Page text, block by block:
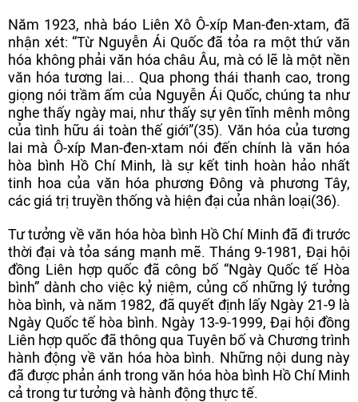
Năm 1923, nhà báo Liên Xô Ô-xíp Man-đen-xtam, đã
nhận xét: “Từ Nguyễn Ái Quốc đã tỏa ra một thứ văn
hóa không phải văn hóa châu Âu, mà có lẽ là một nền
văn hóa tương lai... Qua phong thái thanh cao, trong
giọng nói trầm ấm của Nguyễn Ái Quốc, chúng ta như
nghe thấy ngày mai, như thấy sự yên tĩnh mênh mông
của tình hữu ái toàn thế giới”(35). Văn hóa của tương
lai mà Ô-xíp Man-đen-xtam nói đến chính là văn hóa
hòa bình Hồ Chí Minh, là sự kết tinh hoàn hảo nhất
tinh hoa của văn hóa phương Đông và phương Tây,
các giá trị truyền thống và hiện đại của nhân loại(36).
Tư tưởng về văn hóa hòa bình Hồ Chí Minh đã đi trước
thời đại và tỏa sáng mạnh mẽ. Tháng 9-1981, Đại hội
đồng Liên hợp quốc đã công bố “Ngày Quốc tế Hòa
bình” dành cho việc kỷ niệm, củng cố những lý tưởng
hòa bình, và năm 1982, đã quyết định lấy Ngày 21-9 là
Ngày Quốc tế hòa bình. Ngày 13-9-1999, Đại hội đồng
Liên hợp quốc đã thông qua Tuyên bố và Chương trình
hành động về văn hóa hòa bình. Những nội dung này
đã được phản ánh trong văn hóa hòa bình Hồ Chí Minh
cả trong tư tưởng và hành động thực tế.